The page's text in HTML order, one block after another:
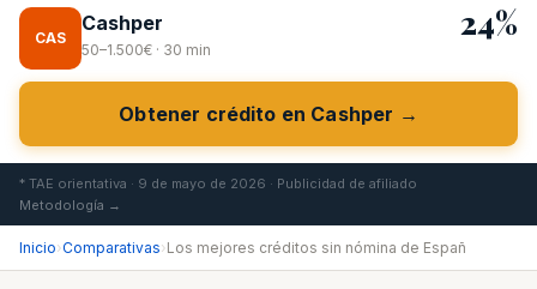
CAS
Cashper
50–1.500€ · 30 min
24%
Obtener crédito en Cashper →
* TAE orientativa · 9 de mayo de 2026 · Publicidad de afiliado
Metodología →
Inicio›Comparativas›Los mejores créditos sin nómina de Españ